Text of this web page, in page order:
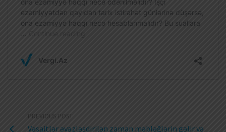
PREVIOUS POST
Vəsaitlər əvəzləşdirilən zaman məbləğlərin gəlir və